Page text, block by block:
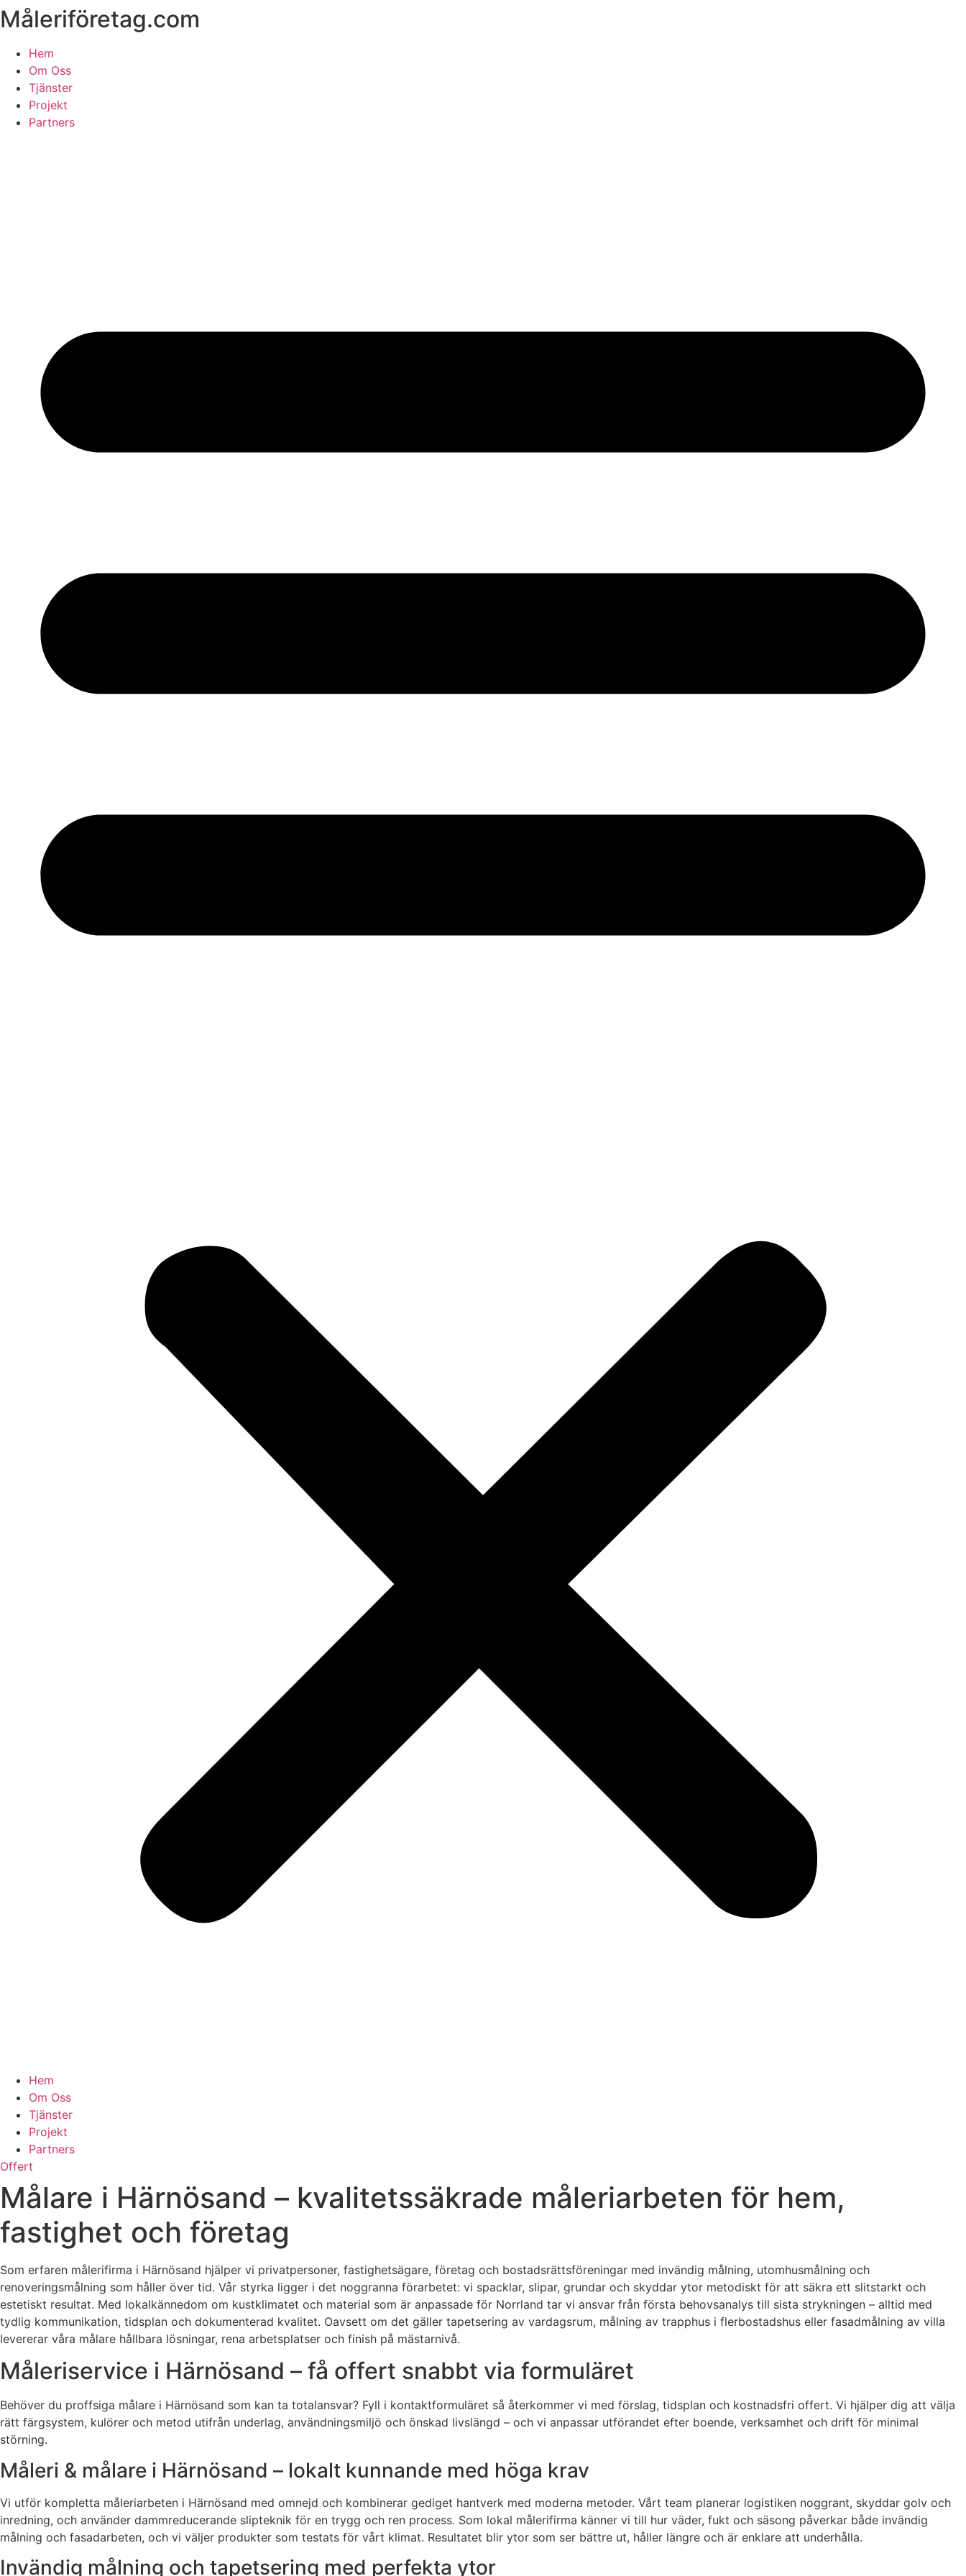
Skip
to
content
Måleriföretag.com
Hem
Om Oss
Tjänster
Projekt
Partners
Hem
Om Oss
Tjänster
Projekt
Partners
Offert
Målare i Härnösand – kvalitetssäkrade måleriarbeten för hem,
fastighet och företag
Som erfaren målerifirma i Härnösand hjälper vi privatpersoner, fastighetsägare, företag och bostadsrättsföreningar med invändig målning, utomhusmålning och
renoveringsmålning som håller över tid. Vår styrka ligger i det noggranna förarbetet: vi spacklar, slipar, grundar och skyddar ytor metodiskt för att säkra ett slitstarkt och
estetiskt resultat. Med lokalkännedom om kustklimatet och material som är anpassade för Norrland tar vi ansvar från första behovsanalys till sista strykningen – alltid med
tydlig kommunikation, tidsplan och dokumenterad kvalitet. Oavsett om det gäller tapetsering av vardagsrum, målning av trapphus i flerbostadshus eller fasadmålning av villa
levererar våra målare hållbara lösningar, rena arbetsplatser och finish på mästarnivå.
Måleriservice i Härnösand – få offert snabbt via formuläret
Behöver du proffsiga målare i Härnösand som kan ta totalansvar? Fyll i kontaktformuläret så återkommer vi med förslag, tidsplan och kostnadsfri offert. Vi hjälper dig att välja
rätt färgsystem, kulörer och metod utifrån underlag, användningsmiljö och önskad livslängd – och vi anpassar utförandet efter boende, verksamhet och drift för minimal
störning.
Måleri & målare i Härnösand – lokalt kunnande med höga krav
Vi utför kompletta måleriarbeten i Härnösand med omnejd och kombinerar gediget hantverk med moderna metoder. Vårt team planerar logistiken noggrant, skyddar golv och
inredning, och använder dammreducerande slipteknik för en trygg och ren process. Som lokal målerifirma känner vi till hur väder, fukt och säsong påverkar både invändig
målning och fasadarbeten, och vi väljer produkter som testats för vårt klimat. Resultatet blir ytor som ser bättre ut, håller längre och är enklare att underhålla.
Invändig målning och tapetsering med perfekta ytor